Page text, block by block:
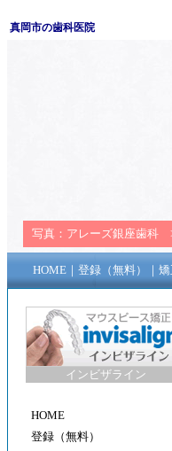
真岡市の歯科医院
写真： アレーズ銀座歯科
HOME｜ 登録（無料） ｜
インビザライン
HOME
登録（無料）